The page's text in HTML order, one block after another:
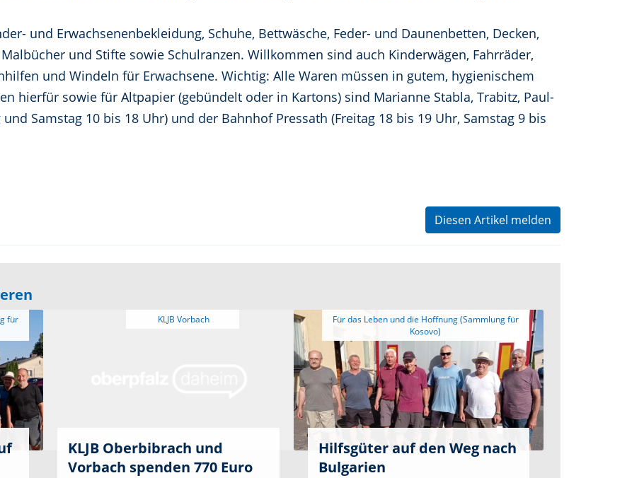
und Erwachsenenbekleidung, Schuhe, Bettwäsche, Feder- und Daunenbetten, Decken,
und Stifte sowie Schulranzen. Willkommen sind auch Kinderwägen, Fahrräder,
und Windeln für Erwachsene. Wichtig: Alle Waren müssen in gutem, hygienischem
hierfür sowie für Altpapier (gebündelt oder in Kartons) sind Marianne Stabla, Trabitz, Paul-
Samstag 10 bis 18 Uhr) und der Bahnhof Pressath (Freitag 18 bis 19 Uhr, Samstag 9 bis
Diesen Artikel melden
KLJB Vorbach
KLJB Oberbibrach und
Vorbach spenden 770 Euro
Hilfsgüter auf den Weg nach
Bulgarien